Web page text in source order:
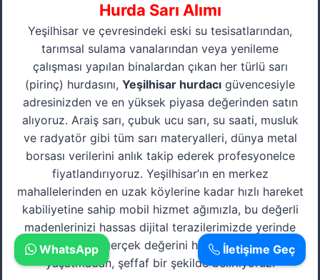
Hurda Sarı Alımı
Yeşilhisar ve çevresindeki eski su tesisatlarından,
tarımsal sulama vanalarından veya yenileme
çalışması yapılan binalardan çıkan her türlü sarı
(pirinç) hurdasını, Yeşilhisar hurdacı güvencesiyle
adresinizden ve en yüksek piyasa değerinden satın
alıyoruz. Araiş sarı, çubuk ucu sarı, su saati, musluk
ve radyatör gibi tüm sarı materyalleri, dünya metal
borsası verilerini anlık takip ederek profesyonelce
fiyatlandırıyoruz. Yeşilhisar’ın en merkez
mahallelerinden en uzak köylerine kadar hızlı hareket
kabiliyetine sahip mobil hizmet ağımızla, bu değerli
madenlerinizi hassas dijital terazilerimizde yerinde
tartıyor ve gerçek değerini hiçbir hak kaybı
yaşatmadan, şeffaf bir şekilde belirliyoruz.
İletişime Geç
WhatsApp